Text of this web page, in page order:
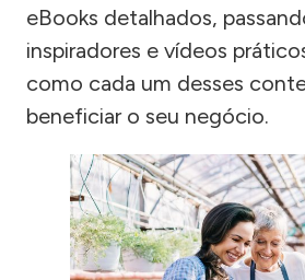
eBooks detalhados,
inspiradores e vídeos
como cada um desses
beneficiar o seu negócio.